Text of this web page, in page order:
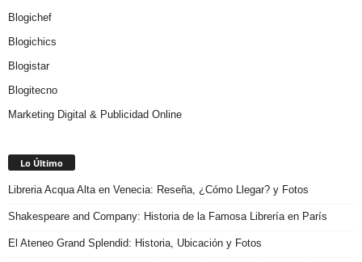
Blogichef
Blogichics
Blogistar
Blogitecno
Marketing Digital & Publicidad Online
Lo Último
Libreria Acqua Alta en Venecia: Reseña, ¿Cómo Llegar? y Fotos
Shakespeare and Company: Historia de la Famosa Librería en París
El Ateneo Grand Splendid: Historia, Ubicación y Fotos